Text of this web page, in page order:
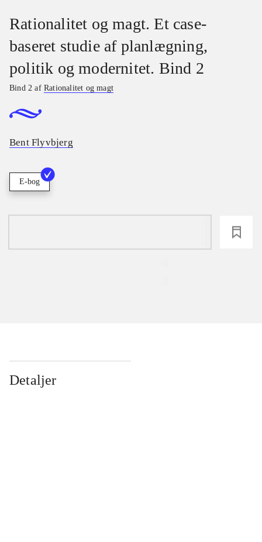
Rationalitet og magt. Et case-
baseret studie af planlægning,
politik og modernitet. Bind 2
Bind 2 afRationalitet og magt
Bent Flyvbjerg
E-bog
Detaljer